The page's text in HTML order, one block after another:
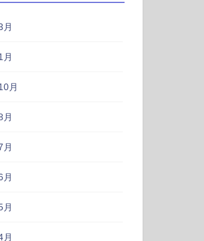
月
月
月
月
月
月
月
月